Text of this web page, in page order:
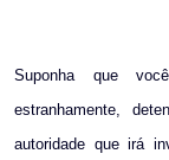
Suponha que
estranhamente,
autoridade que irá